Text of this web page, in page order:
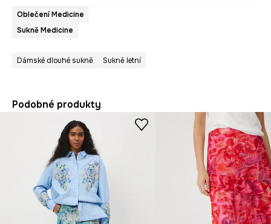
Oblečení Medicine
Sukně Medicine
Dámské dlouhé sukně Sukně letní
Podobné produkty